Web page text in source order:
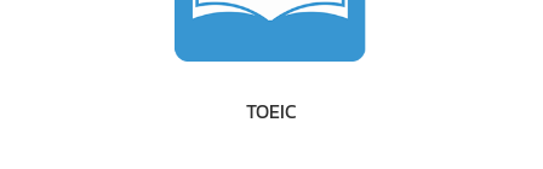
TOEIC